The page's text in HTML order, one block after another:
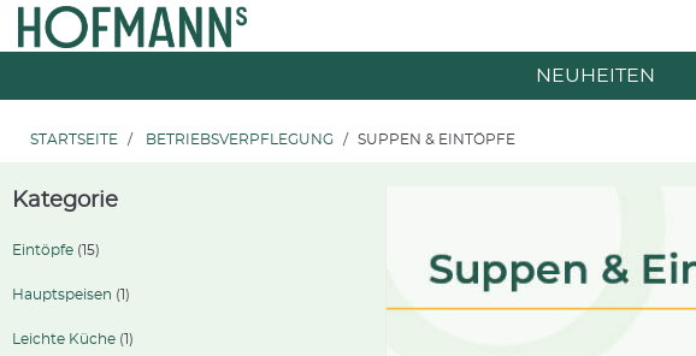
Zum
Inhalt
Zum
Navigationsmenü
NEUHEITEN
STARTSEITE BETRIEBSVERPFLEGUNG SUPPEN & EINTÖPFE
Kategorie
Eintöpfe (15)
Hauptspeisen (1)
Leichte Küche (1)